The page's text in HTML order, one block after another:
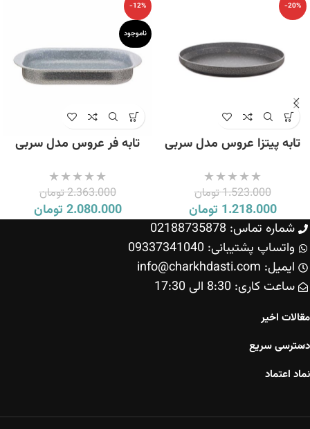
-20%
تابه پیتزا عروس مدل سربی
1.523.000تومان
1.218.000 تومان
-12%
ناموجود
تابه فر عروس مدل سربی
2.363.000تومان
2.080.000 تومان
شماره تماس: 02188735878
واتساپ پشتیبانی: 09337341040
ایمیل: info@charkhdasti.com
ساعت کاری: 8:30 الی 17:30
مقالات اخیر
دسترسی سریع
نماد اعتماد